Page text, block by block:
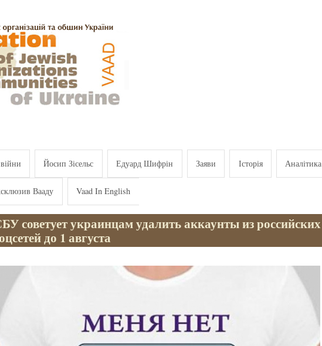
Йосип Зісельс Едуард Шифрін Заяви Історія Аналітика
Вааду Vaad In English
советует украинцам удалить аккаунты из российских
до 1 августа